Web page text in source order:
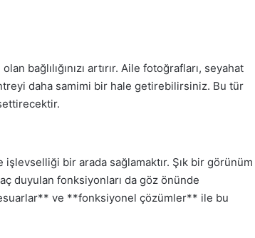
bağlılığınızı artırır. Aile fotoğrafları, seyahat
daha samimi bir hale getirebilirsiniz. Bu tür
bir arada sağlamaktır. Şık bir görünüm
duyulan fonksiyonları da göz önünde
ve **fonksiyonel çözümler** ile bu